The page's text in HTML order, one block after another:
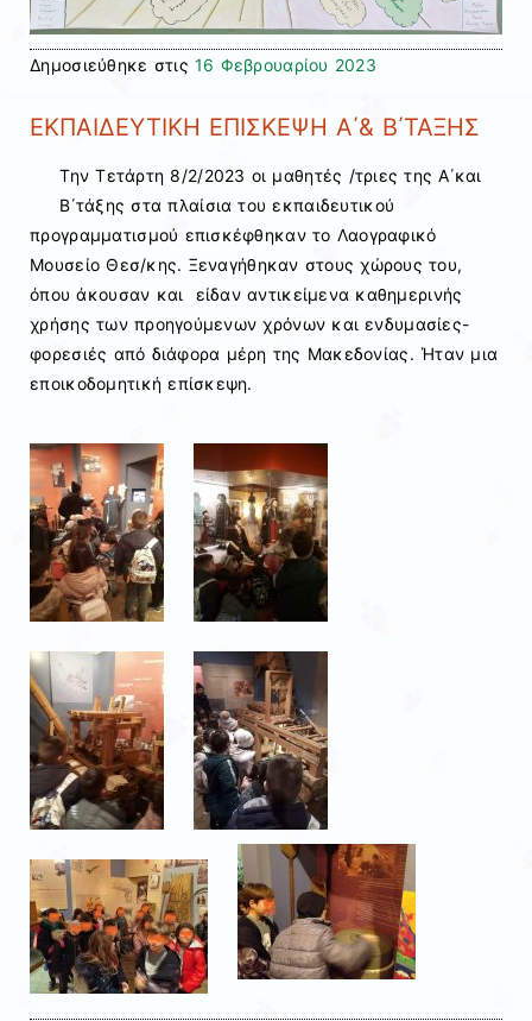
Δημοσιεύθηκε στις 16 Φεβρουαρίου 2023
ΕΚΠΑΙΔΕΥΤΙΚΗ ΕΠΙΣΚΕΨΗ Α΄& Β΄ΤΑΞΗΣ
Την Τετάρτη 8/2/2023 οι μαθητές /τριες της Α΄και
Β΄τάξης στα πλαίσια του εκπαιδευτικού
προγραμματισμού επισκέφθηκαν το Λαογραφικό
Μουσείο Θεσ/κης. Ξεναγήθηκαν στους χώρους του,
όπου άκουσαν και είδαν αντικείμενα καθημερινής
χρήσης των προηγούμενων χρόνων και ενδυμασίες-
φορεσιές από διάφορα μέρη της Μακεδονίας. Ήταν μια
εποικοδομητική επίσκεψη.